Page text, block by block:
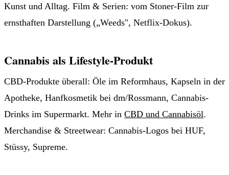
Kunst und Alltag. Film & Serien: vom Stoner-Film zur
ernsthaften Darstellung („Weeds", Netflix-Dokus).
Cannabis als Lifestyle-Produkt
CBD-Produkte überall: Öle im Reformhaus, Kapseln in der
Apotheke, Hanfkosmetik bei dm/Rossmann, Cannabis-
Drinks im Supermarkt. Mehr in CBD und Cannabisöl.
Merchandise & Streetwear: Cannabis-Logos bei HUF,
Stüssy, Supreme.